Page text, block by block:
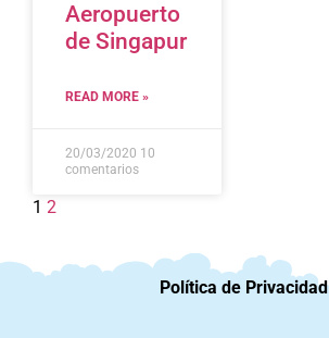
Aeropuerto
de Singapur
READ MORE »
20/03/2020 10
comentarios
1 2
Política de Privacidad